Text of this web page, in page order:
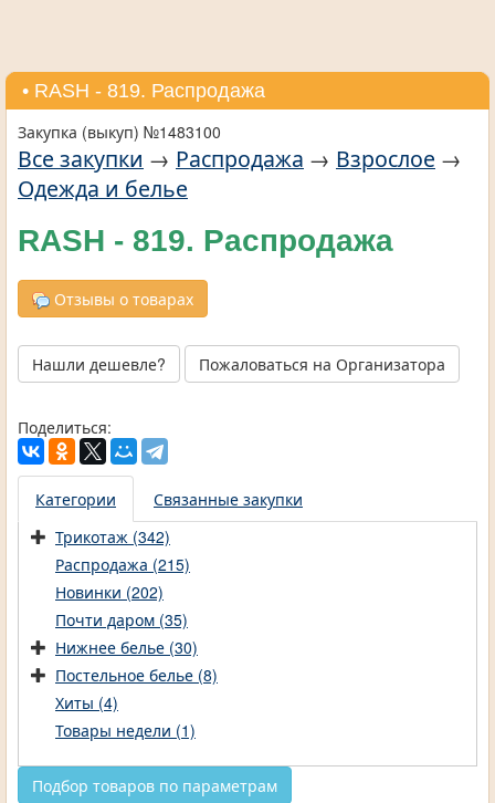
• RASH - 819. Распродажа
Закупка (выкуп) №1483100
Все закупки → Распродажа → Взрослое →
Одежда и белье
RASH - 819. Распродажа
Отзывы о товарах
Нашли дешевле? Пожаловаться на Организатора
Поделиться:
Категории
Связанные закупки
Трикотаж (342)
Распродажа (215)
Новинки (202)
Почти даром (35)
Нижнее белье (30)
Постельное белье (8)
Хиты (4)
Товары недели (1)
Подбор товаров по параметрам